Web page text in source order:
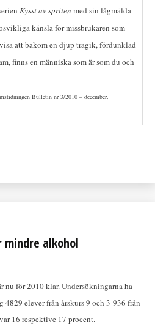
Kysst av spriten med sin lågmälda
känsla för missbrukaren som
att bakom en djup tragik, fördunklad
finns en människa som är som du och
Bulletin nr 3/2010 – december.
mindre alkohol
nu för 2010 klar. Undersökningarna ha
4829 elever från årskurs 9 och 3 936 från
16 respektive 17 procent.